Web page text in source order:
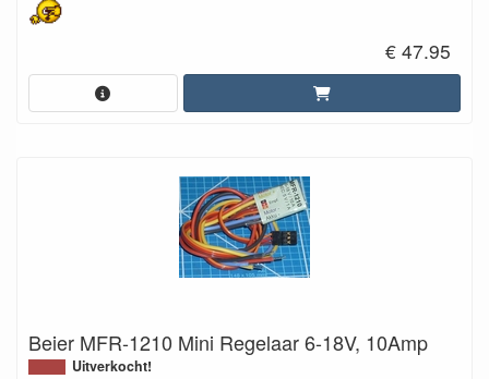
€ 47.95
Beier MFR-1210 Mini Regelaar 6-18V, 10Amp
Uitverkocht!